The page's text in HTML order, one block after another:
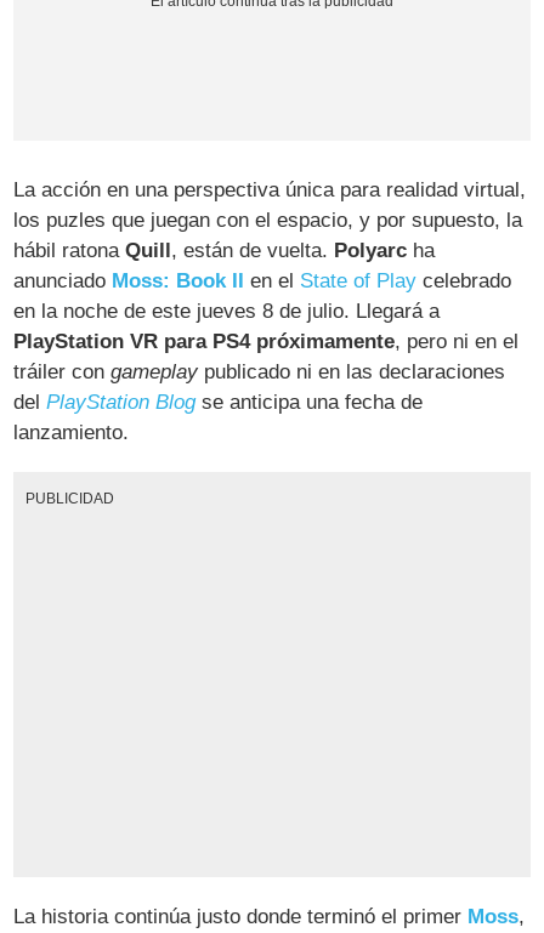
La acción en una perspectiva única para realidad virtual,
los puzles que juegan con el espacio, y por supuesto, la
hábil ratonaQuill, están de vuelta. Polyarc ha
anunciado Moss: Book II en el State of Play celebrado
en la noche de este jueves 8 de julio. Llegará a
PlayStation VR para PS4 próximamente, pero ni en el
tráiler congameplay publicado ni en las declaraciones
delPlayStation Blogse anticipa una fecha de
lanzamiento.
PUBLICIDAD
La historia continúa justo donde terminó el primer Moss,